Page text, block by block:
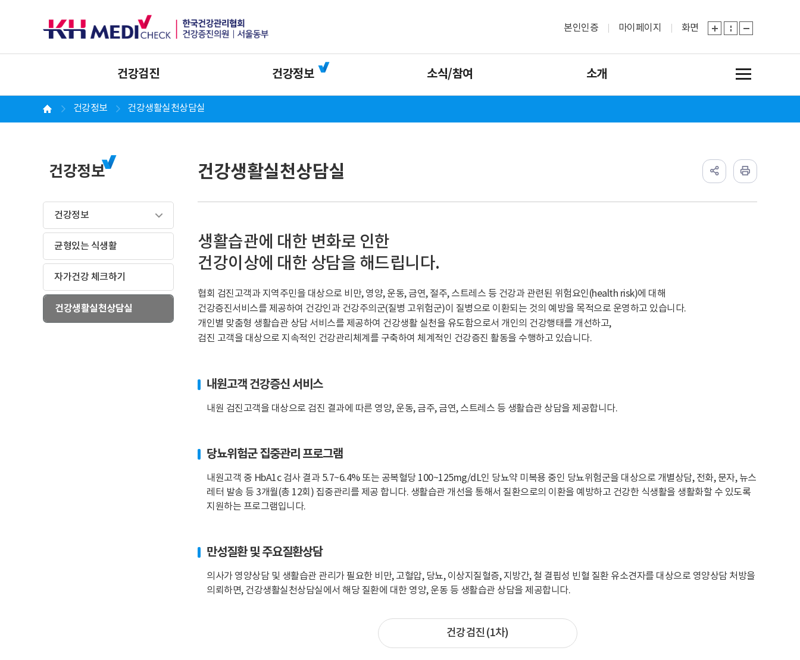
본인인증 마이페이지 화면
건강검진 건강정보 소식/참여 소개
건강정보 건강생활실천상담실
건강정보
건강정보
균형있는 식생활
자가건강 체크하기
건강생활실천상담실
건강생활실천상담실
생활습관에 대한 변화로 인한
건강이상에 대한 상담을 해드립니다.
협회 검진고객과 지역주민을 대상으로 비만, 영양, 운동, 금연, 절주, 스트레스 등 건강과 관련된 위험요인(health risk)에 대해
건강증진서비스를 제공하여 건강인과 건강주의군(질병 고위험군)이 질병으로 이환되는 것의 예방을 목적으로 운영하고 있습니다.
개인별 맞춤형 생활습관 상담 서비스를 제공하여 건강생활 실천을 유도함으로서 개인의 건강행태를 개선하고,
검진 고객을 대상으로 지속적인 건강관리체계를 구축하여 체계적인 건강증진 활동을 수행하고 있습니다.
내원고객 건강증신 서비스
내원 검진고객을 대상으로 검진 결과에 따른 영양, 운동, 금주, 금연, 스트레스 등 생활습관 상담을 제공합니다.
당뇨위험군 집중관리 프로그램
내원고객 중 HbA1c 검사 결과 5.7~6.4% 또는 공복혈당 100~125mg/dL인 당뇨약 미복용 중인 당뇨위험군을 대상으로 개별상담, 전화, 문자, 뉴스
레터 발송 등 3개월(총 12회) 집중관리를 제공 합니다. 생활습관 개선을 통해서 질환으로의 이환을 예방하고 건강한 식생활을 생활화할 수 있도록
지원하는 프로그램입니다.
만성질환 및 주요질환상담
의사가 영양상담 및 생활습관 관리가 필요한 비만, 고혈압, 당뇨, 이상지질혈증, 지방간, 철 결핍성 빈혈 질환 유소견자를 대상으로 영양상담 처방을
의뢰하면, 건강생활실천상담실에서 해당 질환에 대한 영양, 운동 등 생활습관 상담을 제공합니다.
건강검진(1차)